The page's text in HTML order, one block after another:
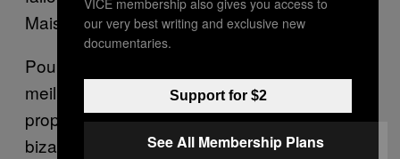
Maison Blanche.
Pour certains, débarquer dans l’un des
meilleurs restaurants du monde avec sa
propre bouteille reste une démarche assez
bizarre. « Vous ne rapporteriez pas votre
our very best writing and exclusive new
documentaries.
Support for $2
See All Membership Plans